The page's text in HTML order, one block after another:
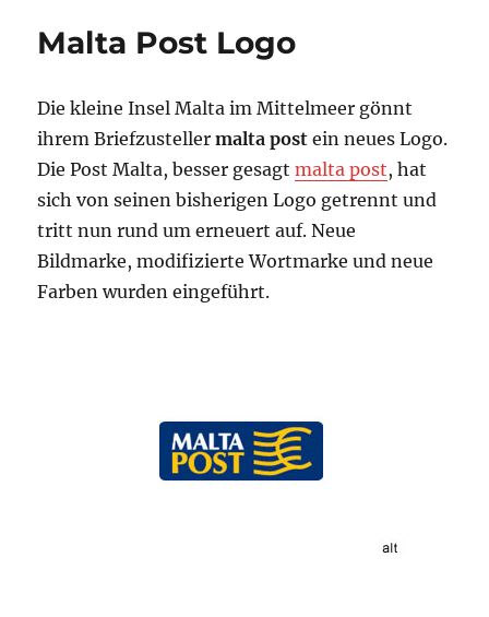
Malta Post Logo
Die kleine Insel Malta im Mittelmeer gönnt
ihrem Briefzustellermalta post ein neues Logo.
Die Post Malta, besser gesagtmalta post, hat
sich von seinen bisherigen Logo getrennt und
tritt nun rund um erneuert auf. Neue
Bildmarke, modifizierte Wortmarke und neue
Farben wurden eingeführt.